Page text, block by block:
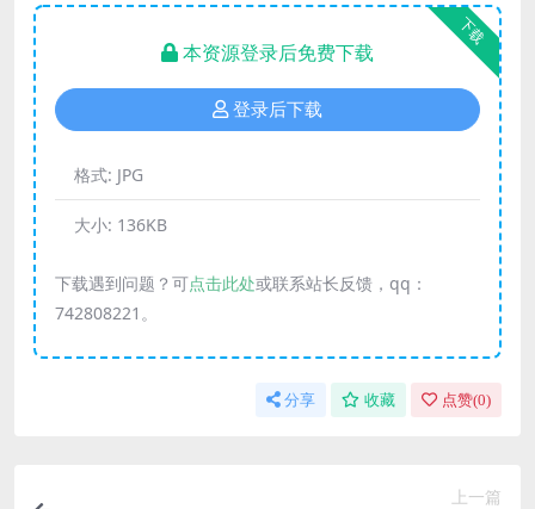
下载
本资源登录后免费下载
登录后下载
格式: JPG
大小: 136KB
下载遇到问题？可点击此处或联系站长反馈，qq：
742808221。
分享 收藏 点赞(0)
上一篇